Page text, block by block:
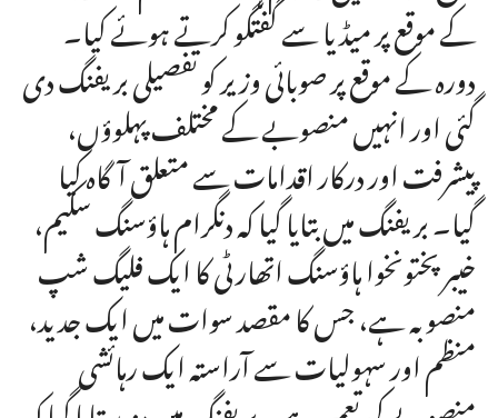
کے موقع پر میڈیا سے گفتگو کرتے ہوئے کیا۔
دورہ کے موقع پر صوبائی وزیر کو تفصیلی بریفنگ دی
گئی اور انہیں منصوبے کے مختلف پہلوؤں،
پیشرفت اور درکار اقدامات سے متعلق آگاہ کیا
گیا۔ بریفنگ میں بتایا گیا کہ دنگرام ہاؤسنگ سکیم،
خیبر پختونخوا ہاؤسنگ اتھارٹی کا ایک فلیگ شپ
منصوبہ ہے، جس کا مقصد سوات میں ایک جدید،
منظم اور سہولیات سے آراستہ ایک رہائشی